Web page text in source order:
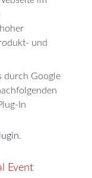
und
durch Google
In
.
Event